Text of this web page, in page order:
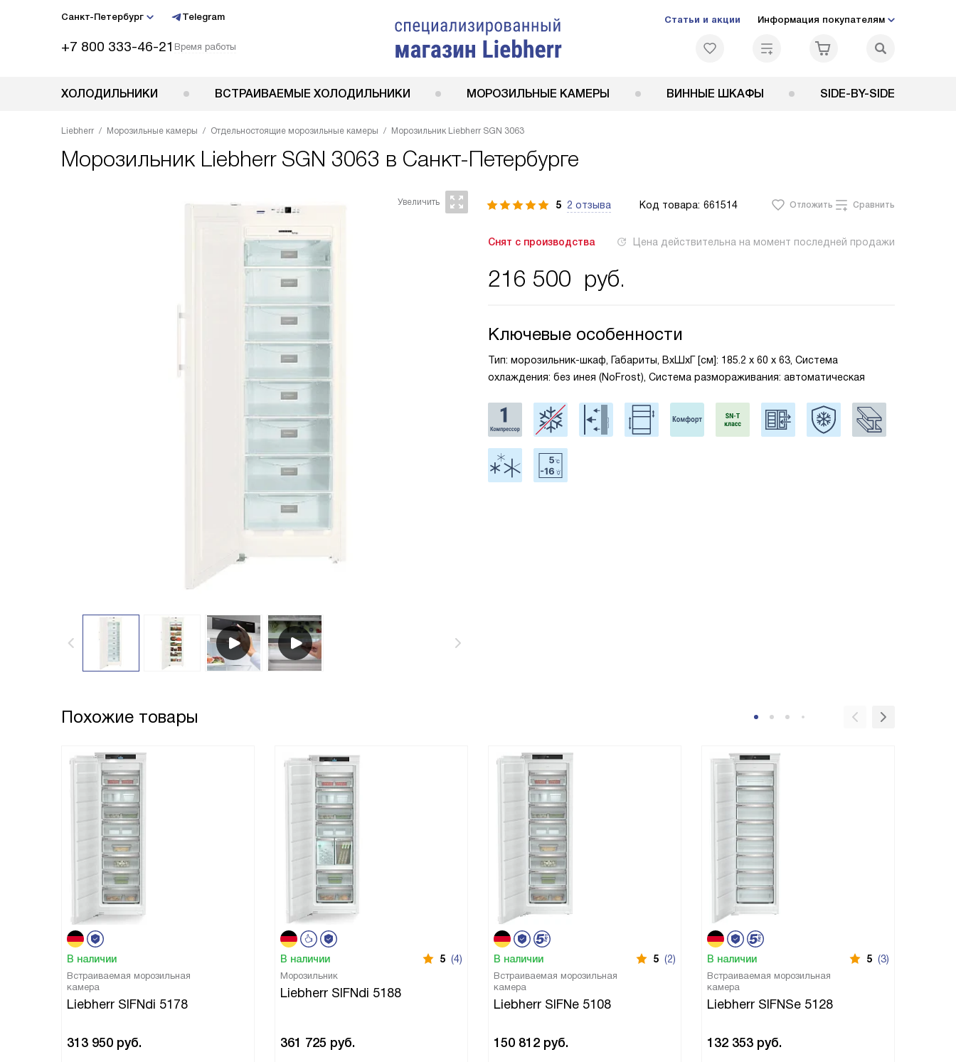
Санкт-Петербург Telegram
+7 800 333-46-21 Время работы
Статьи и акции Информация покупателям
ХОЛОДИЛЬНИКИ ВСТРАИВАЕМЫЕ ХОЛОДИЛЬНИКИ МОРОЗИЛЬНЫЕ КАМЕРЫ ВИННЫЕ ШКАФЫ SIDE-BY-SIDE
Liebherr Морозильные камеры Отдельностоящие морозильные камеры Морозильник Liebherr SGN 3063
Морозильник Liebherr SGN 3063 в Санкт-Петербурге
5 2 отзыва Код товара: 661514 Отложить Сравнить
Снят с производства Цена действительна на момент последней продажи
216 500 руб.
Ключевые особенности
Тип: морозильник-шкаф, Габариты, ВxШxГ [см]: 185.2 х 60 х 63, Система
охлаждения: без инея (NoFrost), Система размораживания: автоматическая
Похожие товары
В наличии
Встраиваемая морозильная
камера
Liebherr SIFNdi 5178
313 950 руб.
В наличии 5 (4)
Морозильник
Liebherr SIFNdi 5188
361 725 руб.
В наличии 5 (2)
Встраиваемая морозильная
камера
Liebherr SIFNe 5108
150 812 руб.
В наличии 5 (3)
Встраиваемая морозильная
камера
Liebherr SIFNSe 5128
132 353 руб.